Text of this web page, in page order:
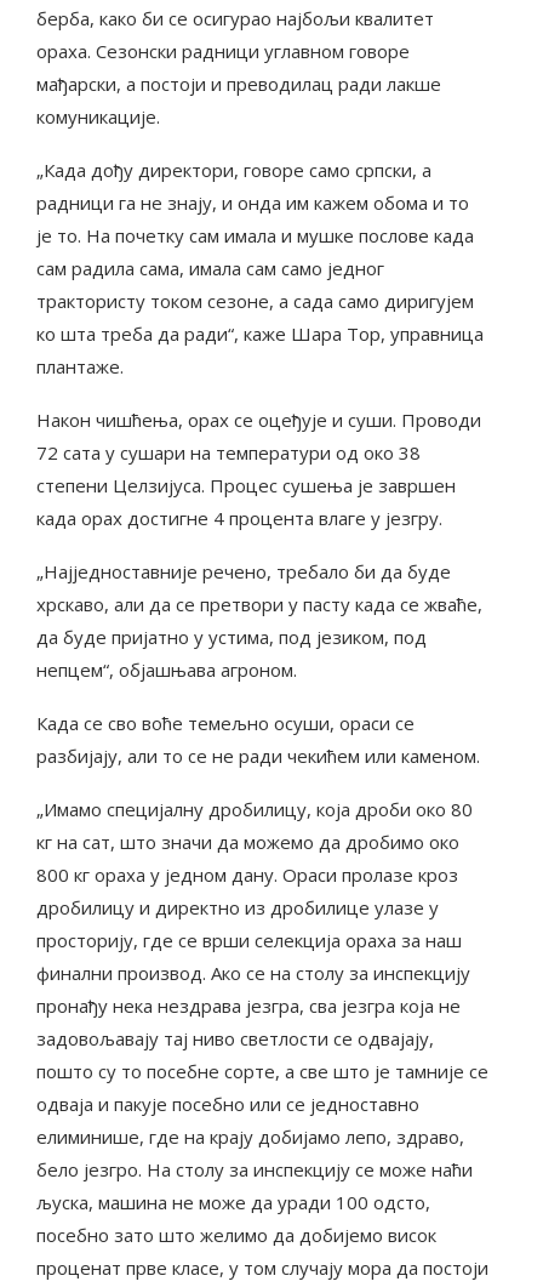
берба, како би се осигурао најбољи квалитет
ораха. Сезонски радници углавном говоре
мађарски, а постоји и преводилац ради лакше
комуникације.
„Када дођу директори, говоре само српски, а
радници га не знају, и онда им кажем обома и то
је то. На почетку сам имала и мушке послове када
сам радила сама, имала сам само једног
трактористу током сезоне, а сада само диригујем
ко шта треба да ради“, каже Шара Тор, управница
плантаже.
Након чишћења, орах се оцеђује и суши. Проводи
72 сата у сушари на температури од око 38
степени Целзијуса. Процес сушења је завршен
када орах достигне 4 процента влаге у језгру.
„Најједноставније речено, требало би да буде
хрскаво, али да се претвори у пасту када се жваће,
да буде пријатно у устима, под језиком, под
непцем“, објашњава агроном.
Када се сво воће темељно осуши, ораси се
разбијају, али то се не ради чекићем или каменом.
„Имамо специјалну дробилицу, која дроби око 80
кг на сат, што значи да можемо да дробимо око
800 кг ораха у једном дану. Ораси пролазе кроз
дробилицу и директно из дробилице улазе у
просторију, где се врши селекција ораха за наш
финални производ. Ако се на столу за инспекцију
пронађу нека нездрава језгра, сва језгра која не
задовољавају тај ниво светлости се одвајају,
пошто су то посебне сорте, а све што је тамније се
одваја и пакује посебно или се једноставно
елиминише, где на крају добијамо лепо, здраво,
бело језгро. На столу за инспекцију се може наћи
љуска, машина не може да уради 100 одсто,
посебно зато што желимо да добијемо висок
проценат прве класе, у том случају мора да постоји